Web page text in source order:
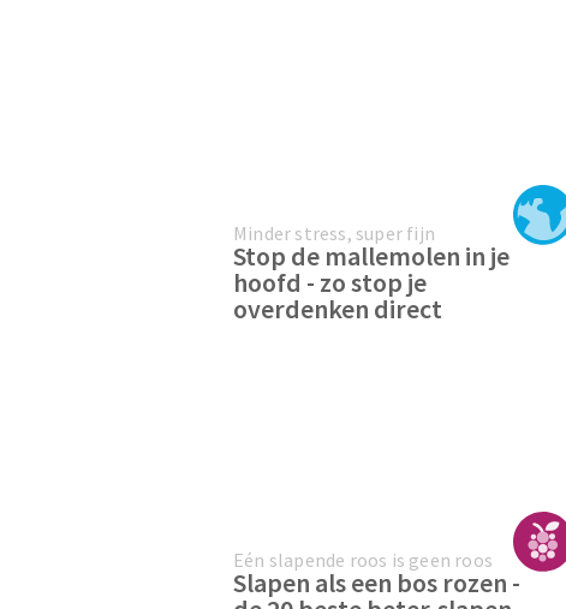
Minder stress, super fijn
Stop de mallemolen in je
hoofd - zo stop je
overdenken direct
Eén slapende roos is geen roos
Slapen als een bos rozen -